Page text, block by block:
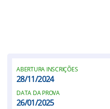
ABERTURA INSCRIÇÕES
28/11/2024
DATA DA PROVA
26/01/2025